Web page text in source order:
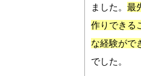
ました。 最
作りできる
な経験がで
でした。